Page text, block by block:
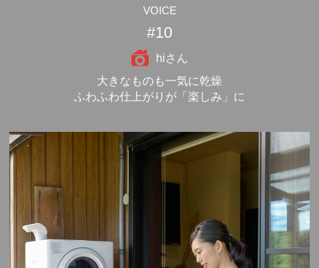
VOICE
#10
hiさん
大きなものも一気に乾燥
ふわふわ仕上がりが「楽しみ」に